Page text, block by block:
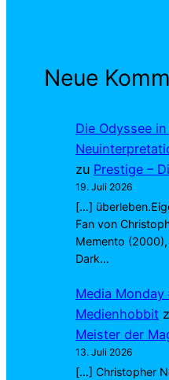
Neue
Die Odyssee
zu Prestige –
19. Juli 2026
[…]
Fan von
Memento
Dark…
Media
Medienhobbit
Meister der
13. Juli 2026
[…] Christopher